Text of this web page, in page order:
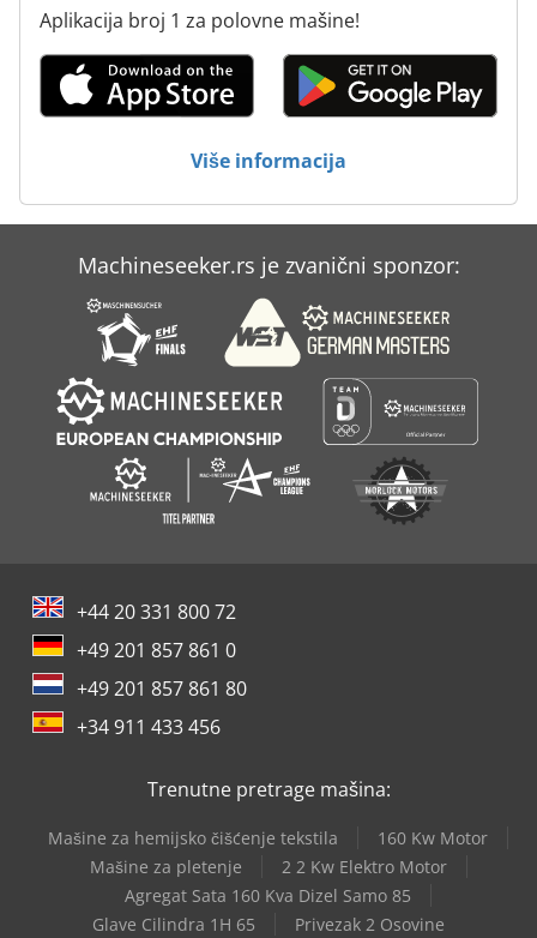
Aplikacija broj 1 za polovne mašine!
Više informacija
Machineseeker.rs je zvanični sponzor:
+44 20 331 800 72
+49 201 857 861 0
+49 201 857 861 80
+34 911 433 456
Trenutne pretrage mašina:
Mašine za hemijsko čišćenje tekstila
160 Kw Motor
Mašine za pletenje
2 2 Kw Elektro Motor
Agregat Sata 160 Kva Dizel Samo 85
Glave Cilindra 1H 65
Privezak 2 Osovine